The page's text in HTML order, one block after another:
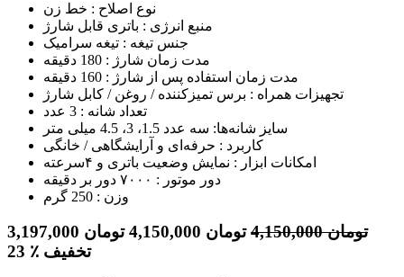
نوع اصلاح : خط زن
منبع انرژی : باتری قابل شارژ
جنس تیغه : تیغه سرامیک
مدت زمان شارژ : 180 دقیقه
مدت زمان استفاده پس از شارژ : 160 دقیقه
تجهیزات همراه : برس تمیزکننده / روغن / کابل شارژ
تعداد شانه : 3 عدد
سایز شانه‌ها: سه عدد 1.5، 3، 4.5 میلی متر
کاربرد : حرفه‌ای و آرایشگاهی / خانگی
امکانات ابزار : نمایش وضعیت باتری و ۴سرعته
دور موتور : ۷۰۰۰ دور بر دقیقه
وزن : 250 گرم
3,197,000 تومان 4,150,000تومان 4,150,000 تومان
23
٪ تخفیف